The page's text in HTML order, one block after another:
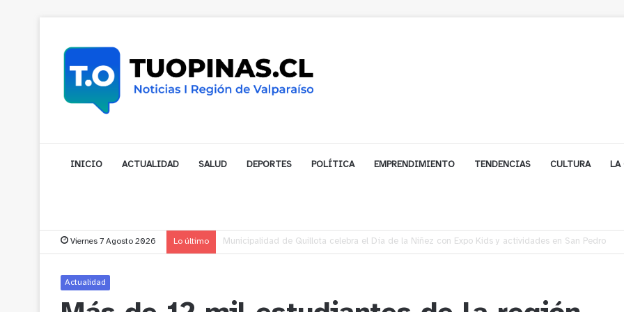
INICIO ACTUALIDAD SALUD DEPORTES POLÍTICA EMPRENDIMIENTO TENDENCIAS CULTURA LA
Viernes 7 Agosto 2026 Lo último Municipalidad de Nogales impulsa inversión de más de $125 millones para mejorar el sector El
Actualidad